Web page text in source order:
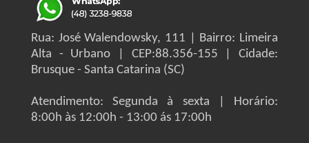
Rua: José Walendowsky, 111 | Bairro: Limeira
Alta - Urbano | CEP:88.356-155 | Cidade:
Brusque - Santa Catarina (SC)
Atendimento: Segunda à sexta | Horário:
8:00h às 12:00h - 13:00 ás 17:00h